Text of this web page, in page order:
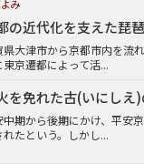
み
の近代化を支えた琵
県大津市から京都市内を流
東京遷都によって活...
を免れた古(いにしえ
中期から後期にかけ、平安
れたという。しかし...